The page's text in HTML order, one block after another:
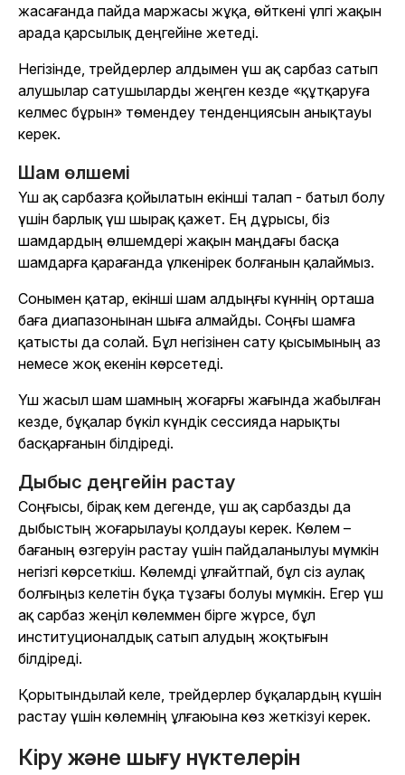
жасағанда пайда маржасы жұқа, өйткені үлгі жақын
арада қарсылық деңгейіне жетеді.
Негізінде, трейдерлер алдымен үш ақ сарбаз сатып
алушылар сатушыларды жеңген кезде «құтқаруға
келмес бұрын» төмендеу тенденциясын анықтауы
керек.
Шам өлшемі
Үш ақ сарбазға қойылатын екінші талап - батыл болу
үшін барлық үш шырақ қажет. Ең дұрысы, біз
шамдардың өлшемдері жақын маңдағы басқа
шамдарға қарағанда үлкенірек болғанын қалаймыз.
Сонымен қатар, екінші шам алдыңғы күннің орташа
баға диапазонынан шыға алмайды. Соңғы шамға
қатысты да солай. Бұл негізінен сату қысымының аз
немесе жоқ екенін көрсетеді.
Үш жасыл шам шамның жоғарғы жағында жабылған
кезде, бұқалар бүкіл күндік сессияда нарықты
басқарғанын білдіреді.
Дыбыс деңгейін растау
Соңғысы, бірақ кем дегенде, үш ақ сарбазды да
дыбыстың жоғарылауы қолдауы керек. Көлем –
бағаның өзгеруін растау үшін пайдаланылуы мүмкін
негізгі көрсеткіш. Көлемді ұлғайтпай, бұл сіз аулақ
болғыңыз келетін бұқа тұзағы болуы мүмкін. Егер үш
ақ сарбаз жеңіл көлеммен бірге жүрсе, бұл
институционалдық сатып алудың жоқтығын
білдіреді.
Қорытындылай келе, трейдерлер бұқалардың күшін
растау үшін көлемнің ұлғаюына көз жеткізуі керек.
Кіру және шығу нүктелерін